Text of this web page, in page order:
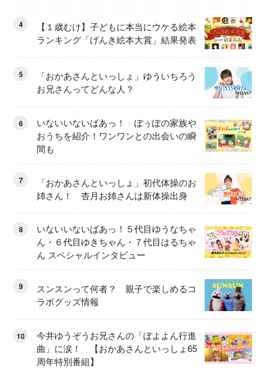
4
【１歳むけ】子どもに本当にウケる絵本
ランキング「げんき絵本大賞」結果発表
5
「おかあさんといっしょ」ゆういちろう
お兄さんってどんな人？
6
いないいないばあっ！ ぽぅぽの家族や
おうちを紹介！ワンワンとの出会いの瞬
間も
7
「おかあさんといっしょ」初代体操のお
姉さん！ 杏月お姉さんは新体操出身
8
いないいないばあっ！５代目ゆうなちゃ
ん・６代目ゆきちゃん・７代目はるちゃ
ん スペシャルインタビュー
9
スンスンって何者？ 親子で楽しめるコ
ラボグッズ情報
10
今井ゆうぞうお兄さんの「ぼよよん行進
曲」に涙！ 【おかあさんといっしょ65
周年特別番組】